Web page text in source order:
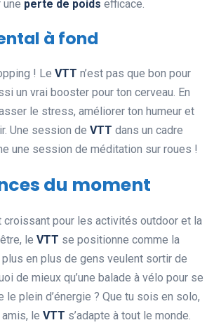
perte de poids efficace.
à fond
! Le VTT n’est pas que bon pour
un vrai booster pour ton cerveau. En
le stress, améliorer ton humeur et
Une session de VTT dans un cadre
une session de méditation sur roues !
du moment
croissant pour les activités outdoor et la
le VTT se positionne comme la
en plus de gens veulent sortir de
de mieux qu’une balade à vélo pour se
plein d’énergie ? Que tu sois en solo,
le VTT s’adapte à tout le monde.